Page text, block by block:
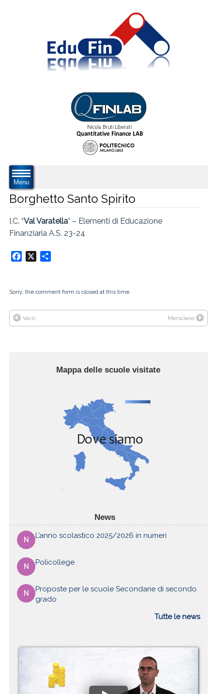
Menu
Borghetto Santo Spirito
I.C. “Val Varatella” – Elementi di Educazione
Finanziaria A.S. 23-24
Facebook
Sorry, the comment form is closed at this time.
Varzi Marsciano
Mappa delle scuole visitate
News
N L’anno scolastico 2025/2026 in numeri
N Policollege
N
Proposte per le scuole Secondarie di secondo
grado
Tutte le news